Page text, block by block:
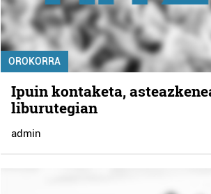
OROKORRA
Ipuin kontaketa,
liburutegian
admin